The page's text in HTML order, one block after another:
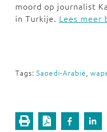
moord op journalist
in Turkije. Lees meer
Tags: Saoedi-Arabië,